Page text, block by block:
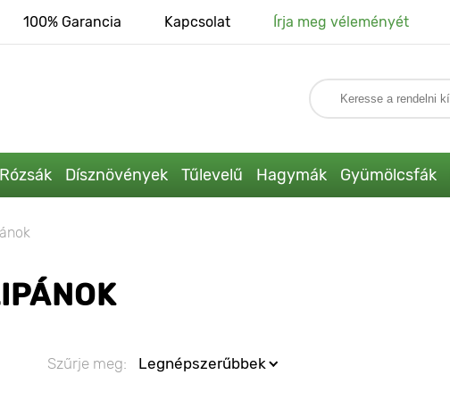
100% Garancia Kapcsolat Írja meg véleményét
Rózsák Dísznövények Tűlevelű Hagymák Gyümölcsfák
Szűrje meg: Legnépszerűbbek